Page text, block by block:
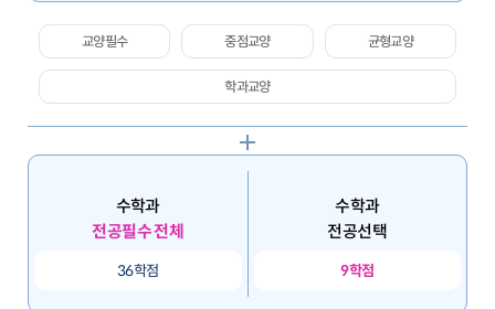
교양필수 중점교양 균형교양
학과교양
수학과
전공필수 전체
36학점
수학과
전공선택
9학점